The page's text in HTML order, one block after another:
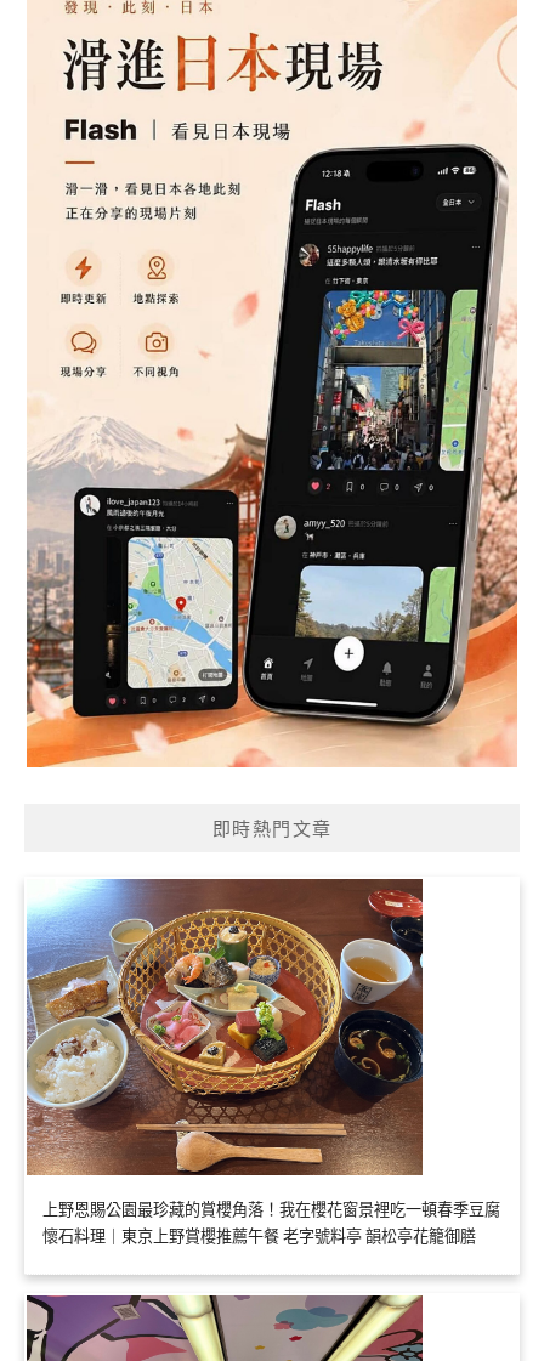
即時熱門文章
上野恩賜公園最珍藏的賞櫻角落！我在櫻花窗景裡吃一頓春季豆腐
懷石料理｜東京上野賞櫻推薦午餐 老字號料亭 韻松亭花籠御膳